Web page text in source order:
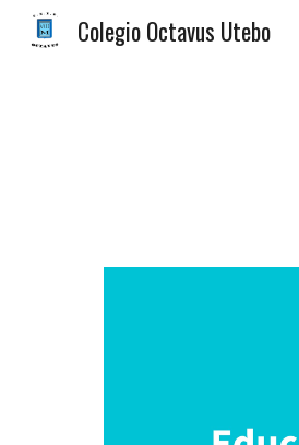
Colegio Octavus Utebo